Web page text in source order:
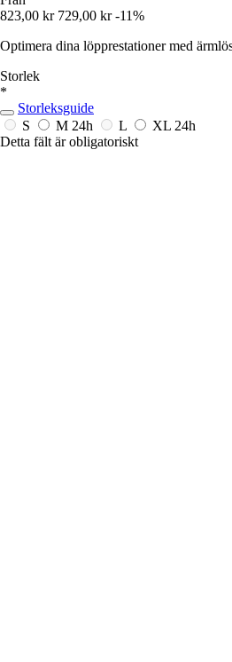
823,00 kr 729,00 kr -11%
Optimera dina löpprestationer med
Storlek
*
Storleksguide
S
M 24h L XL 24h
Detta fält är obligatoriskt